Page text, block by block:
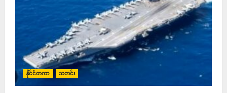
နိုင်ငံတကာ သတင်း